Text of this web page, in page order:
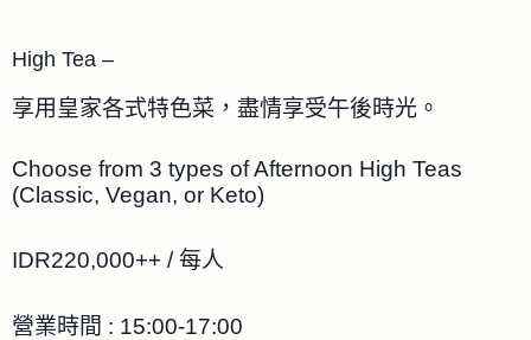
High Tea –
享用皇家各式特色菜，盡情享受午後時光。
Choose from 3 types of Afternoon High Teas
(Classic, Vegan, or Keto)
IDR220,000++ / 每人
營業時間 : 15:00-17:00